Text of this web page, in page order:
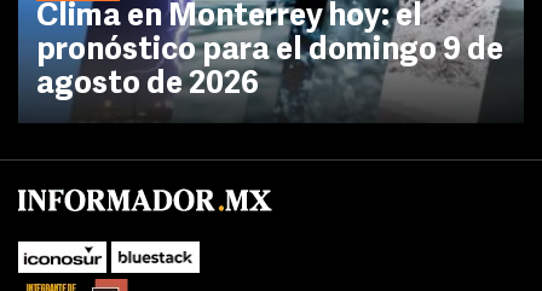
Clima en Monterrey hoy: el
pronóstico para el domingo 9 de
agosto de 2026